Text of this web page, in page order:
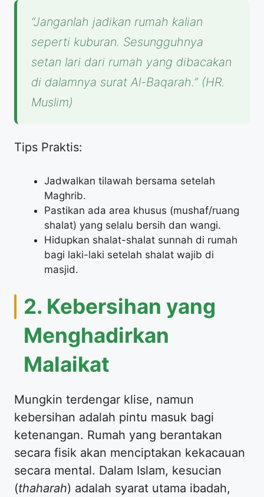
“Janganlah jadikan rumah kalian
seperti kuburan. Sesungguhnya
setan lari dari rumah yang dibacakan
di dalamnya surat Al-Baqarah.” (HR.
Muslim)
Tips Praktis:
Jadwalkan tilawah bersama setelah
Maghrib.
Pastikan ada area khusus (mushaf/ruang
shalat) yang selalu bersih dan wangi.
Hidupkan shalat-shalat sunnah di rumah
bagi laki-laki setelah shalat wajib di
masjid.
2. Kebersihan yang
Menghadirkan
Malaikat
Mungkin terdengar klise, namun
kebersihan adalah pintu masuk bagi
ketenangan. Rumah yang berantakan
secara fisik akan menciptakan kekacauan
secara mental. Dalam Islam, kesucian
(thaharah) adalah syarat utama ibadah,